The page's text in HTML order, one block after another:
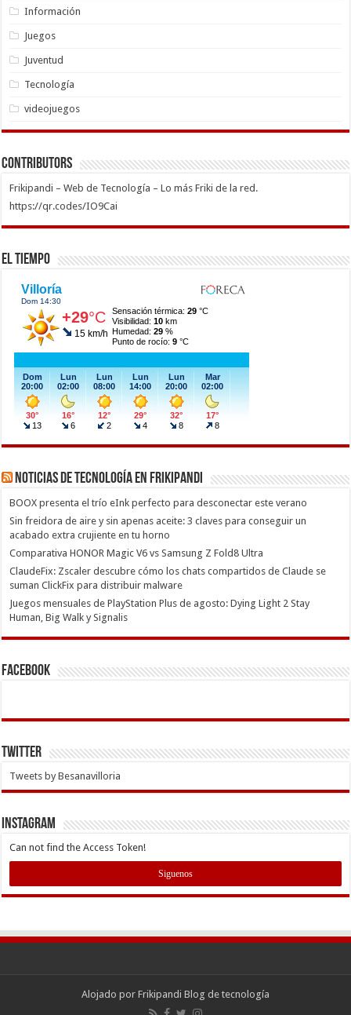
Información
Juegos
Juventud
Tecnología
videojuegos
Contributors
Frikipandi – Web de Tecnología – Lo más Friki de la red.
https://qr.codes/IO9Cai
El Tiempo
Noticias de Tecnología en Frikipandi
BOOX presenta el trío eInk perfecto para desconectar este verano
Sin freidora de aire y sin apenas aceite: 3 claves para conseguir un
acabado extra crujiente en tu horno
Comparativa HONOR Magic V6 vs Samsung Z Fold8 Ultra
ClaudeFix: Zscaler descubre cómo los chats compartidos de Claude se
suman ClickFix para distribuir malware
Juegos mensuales de PlayStation Plus de agosto: Dying Light 2 Stay
Human, Big Walk y Signalis
Facebook
Twitter
Tweets by Besanavilloria
INSTAGRAM
Can not find the Access Token!
Siguenos
Alojado por Frikipandi Blog de tecnología